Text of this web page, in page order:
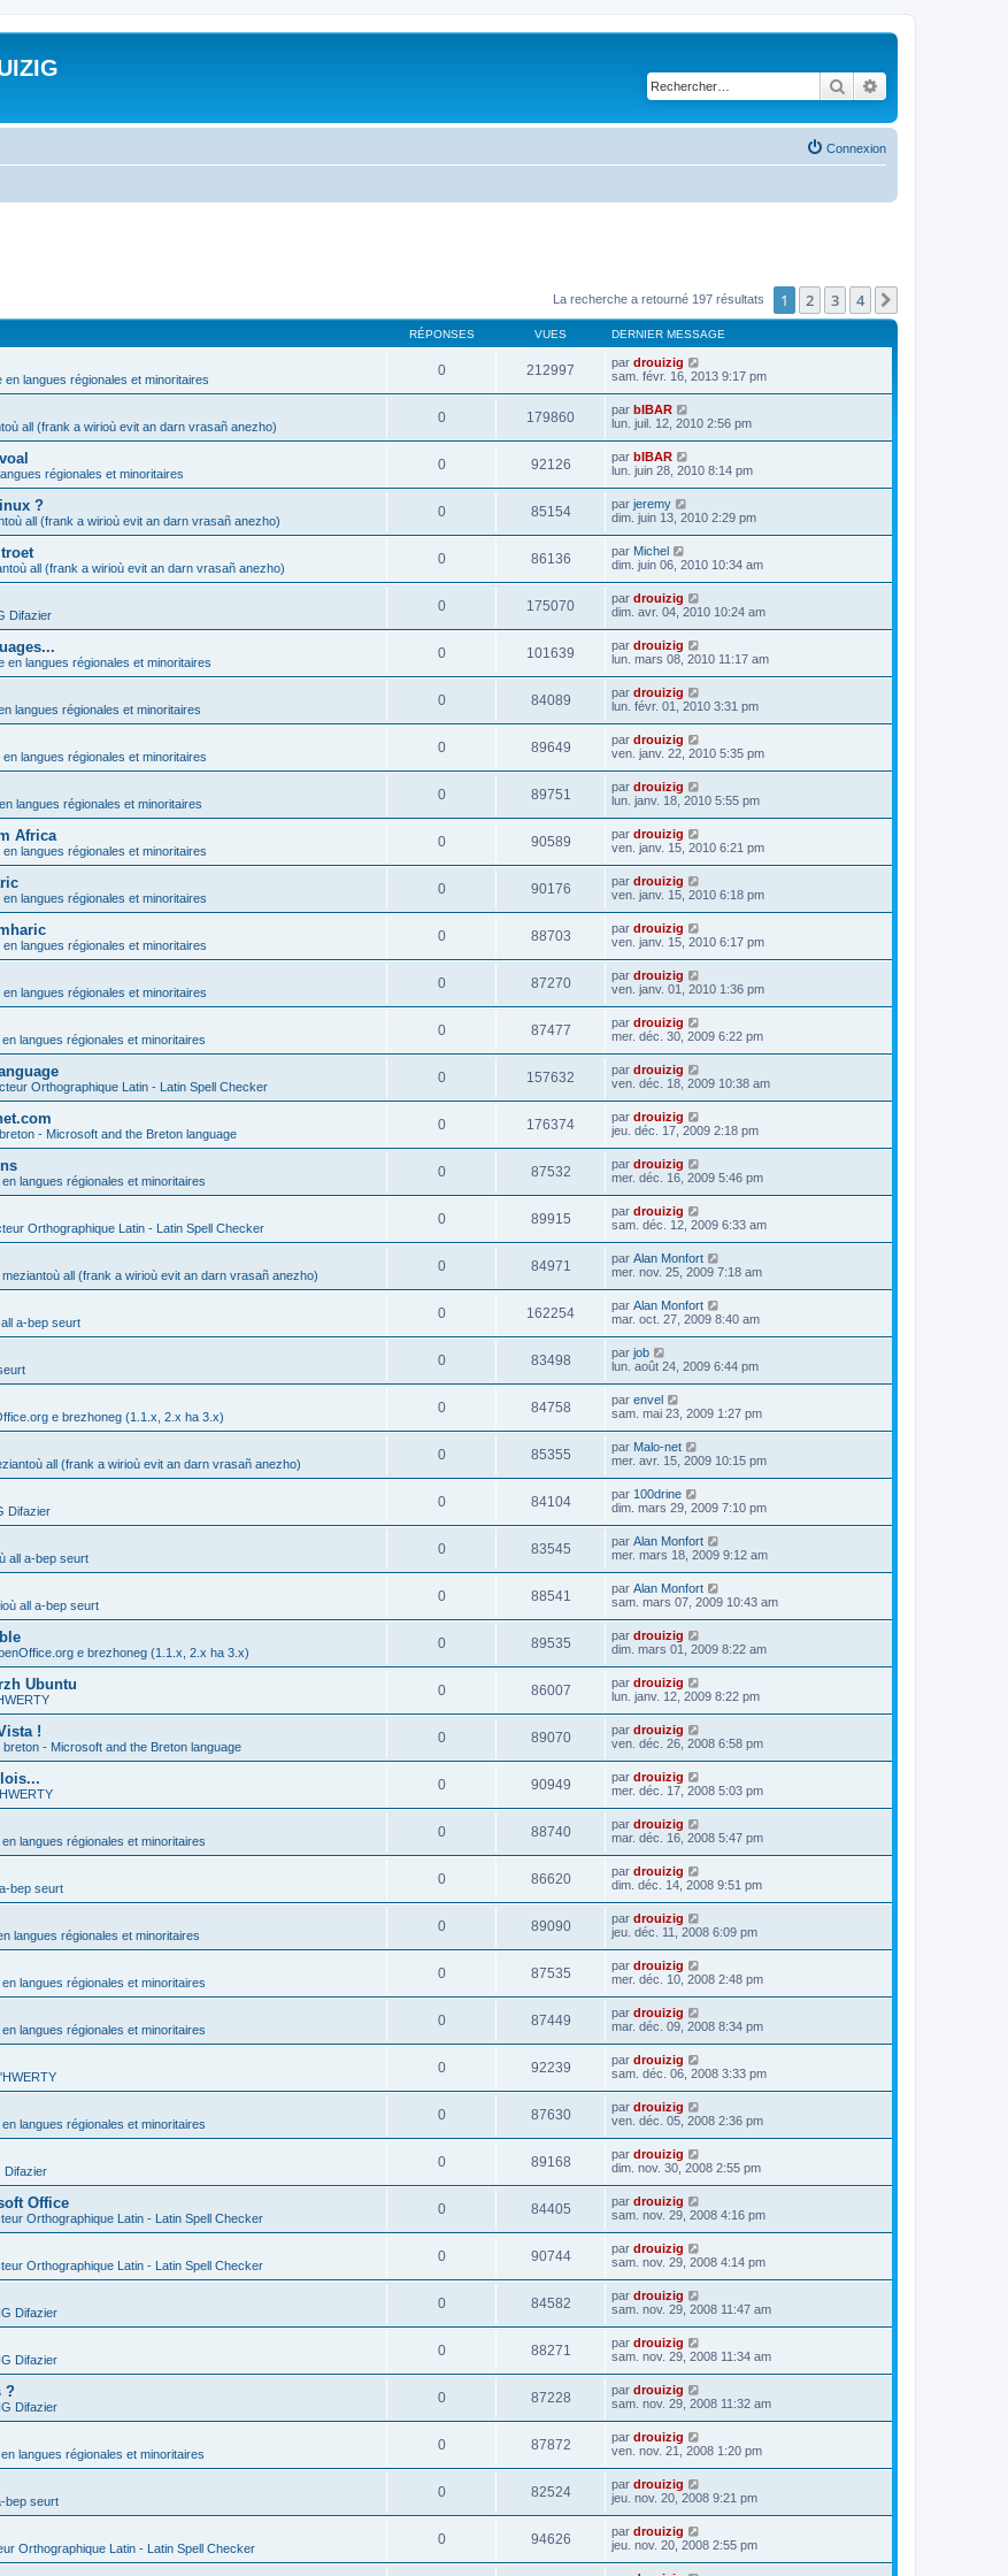
Rechercher
Connexion
La recherche a retourné 197 résultats 1 2 3 4
RÉPONSES VUES DERNIER MESSAGE
en langues régionales et minoritaires
0 212997 par drouizig
sam. févr. 16, 2013 9:17 pm
all (frank a wirioù evit an darn vrasañ anezho)
0 179860 par bIBAR
lun. juil. 12, 2010 2:56 pm
régionales et minoritaires
0 92126 par bIBAR
lun. juin 28, 2010 8:14 pm
?
all (frank a wirioù evit an darn vrasañ anezho)
0 85154 par jeremy
dim. juin 13, 2010 2:29 pm
all (frank a wirioù evit an darn vrasañ anezho)
0 86136 par Michel
dim. juin 06, 2010 10:34 am
Difazier
0 175070 par drouizig
dim. avr. 04, 2010 10:24 am
en langues régionales et minoritaires
0 101639 par drouizig
lun. mars 08, 2010 11:17 am
langues régionales et minoritaires
0 84089 par drouizig
lun. févr. 01, 2010 3:31 pm
en langues régionales et minoritaires
0 89649 par drouizig
ven. janv. 22, 2010 5:35 pm
langues régionales et minoritaires
0 89751 par drouizig
lun. janv. 18, 2010 5:55 pm
Africa
en langues régionales et minoritaires
0 90589 par drouizig
ven. janv. 15, 2010 6:21 pm
en langues régionales et minoritaires
0 90176 par drouizig
ven. janv. 15, 2010 6:18 pm
en langues régionales et minoritaires
0 88703 par drouizig
ven. janv. 15, 2010 6:17 pm
en langues régionales et minoritaires
0 87270 par drouizig
ven. janv. 01, 2010 1:36 pm
langues régionales et minoritaires
0 87477 par drouizig
mer. déc. 30, 2009 6:22 pm
Orthographique Latin - Latin Spell Checker
0 157632 par drouizig
ven. déc. 18, 2009 10:38 am
- Microsoft and the Breton language
0 176374 par drouizig
jeu. déc. 17, 2009 2:18 pm
langues régionales et minoritaires
0 87532 par drouizig
mer. déc. 16, 2009 5:46 pm
Orthographique Latin - Latin Spell Checker
0 89915 par drouizig
sam. déc. 12, 2009 6:33 am
all (frank a wirioù evit an darn vrasañ anezho)
0 84971 par Alan Monfort
mer. nov. 25, 2009 7:18 am
a-bep seurt
0 162254 par Alan Monfort
mar. oct. 27, 2009 8:40 am
0 83498 par job
lun. août 24, 2009 6:44 pm
e brezhoneg (1.1.x, 2.x ha 3.x)
0 84758 par envel
sam. mai 23, 2009 1:27 pm
all (frank a wirioù evit an darn vrasañ anezho)
0 85355 par Malo-net
mer. avr. 15, 2009 10:15 pm
Difazier
0 84104 par 100drine
dim. mars 29, 2009 7:10 pm
all a-bep seurt
0 83545 par Alan Monfort
mer. mars 18, 2009 9:12 am
all a-bep seurt
0 88541 par Alan Monfort
sam. mars 07, 2009 10:43 am
e brezhoneg (1.1.x, 2.x ha 3.x)
0 89535 par drouizig
dim. mars 01, 2009 8:22 am
Ubuntu 0 86007 par drouizig
lun. janv. 12, 2009 8:22 pm
!
breton - Microsoft and the Breton language
0 89070 par drouizig
ven. déc. 26, 2008 6:58 pm
0 90949 par drouizig
mer. déc. 17, 2008 5:03 pm
langues régionales et minoritaires
0 88740 par drouizig
mar. déc. 16, 2008 5:47 pm
bep seurt
0 86620 par drouizig
dim. déc. 14, 2008 9:51 pm
langues régionales et minoritaires
0 89090 par drouizig
jeu. déc. 11, 2008 6:09 pm
langues régionales et minoritaires
0 87535 par drouizig
mer. déc. 10, 2008 2:48 pm
langues régionales et minoritaires
0 87449 par drouizig
mar. déc. 09, 2008 8:34 pm
0 92239 par drouizig
sam. déc. 06, 2008 3:33 pm
langues régionales et minoritaires
0 87630 par drouizig
ven. déc. 05, 2008 2:36 pm
Difazier
0 89168 par drouizig
dim. nov. 30, 2008 2:55 pm
Office
Orthographique Latin - Latin Spell Checker
0 84405 par drouizig
sam. nov. 29, 2008 4:16 pm
Orthographique Latin - Latin Spell Checker
0 90744 par drouizig
sam. nov. 29, 2008 4:14 pm
Difazier
0 84582 par drouizig
sam. nov. 29, 2008 11:47 am
Difazier
0 88271 par drouizig
sam. nov. 29, 2008 11:34 am
?
Difazier
0 87228 par drouizig
sam. nov. 29, 2008 11:32 am
langues régionales et minoritaires
0 87872 par drouizig
ven. nov. 21, 2008 1:20 pm
bep seurt
0 82524 par drouizig
jeu. nov. 20, 2008 9:21 pm
Orthographique Latin - Latin Spell Checker
0 94626 par drouizig
jeu. nov. 20, 2008 2:55 pm